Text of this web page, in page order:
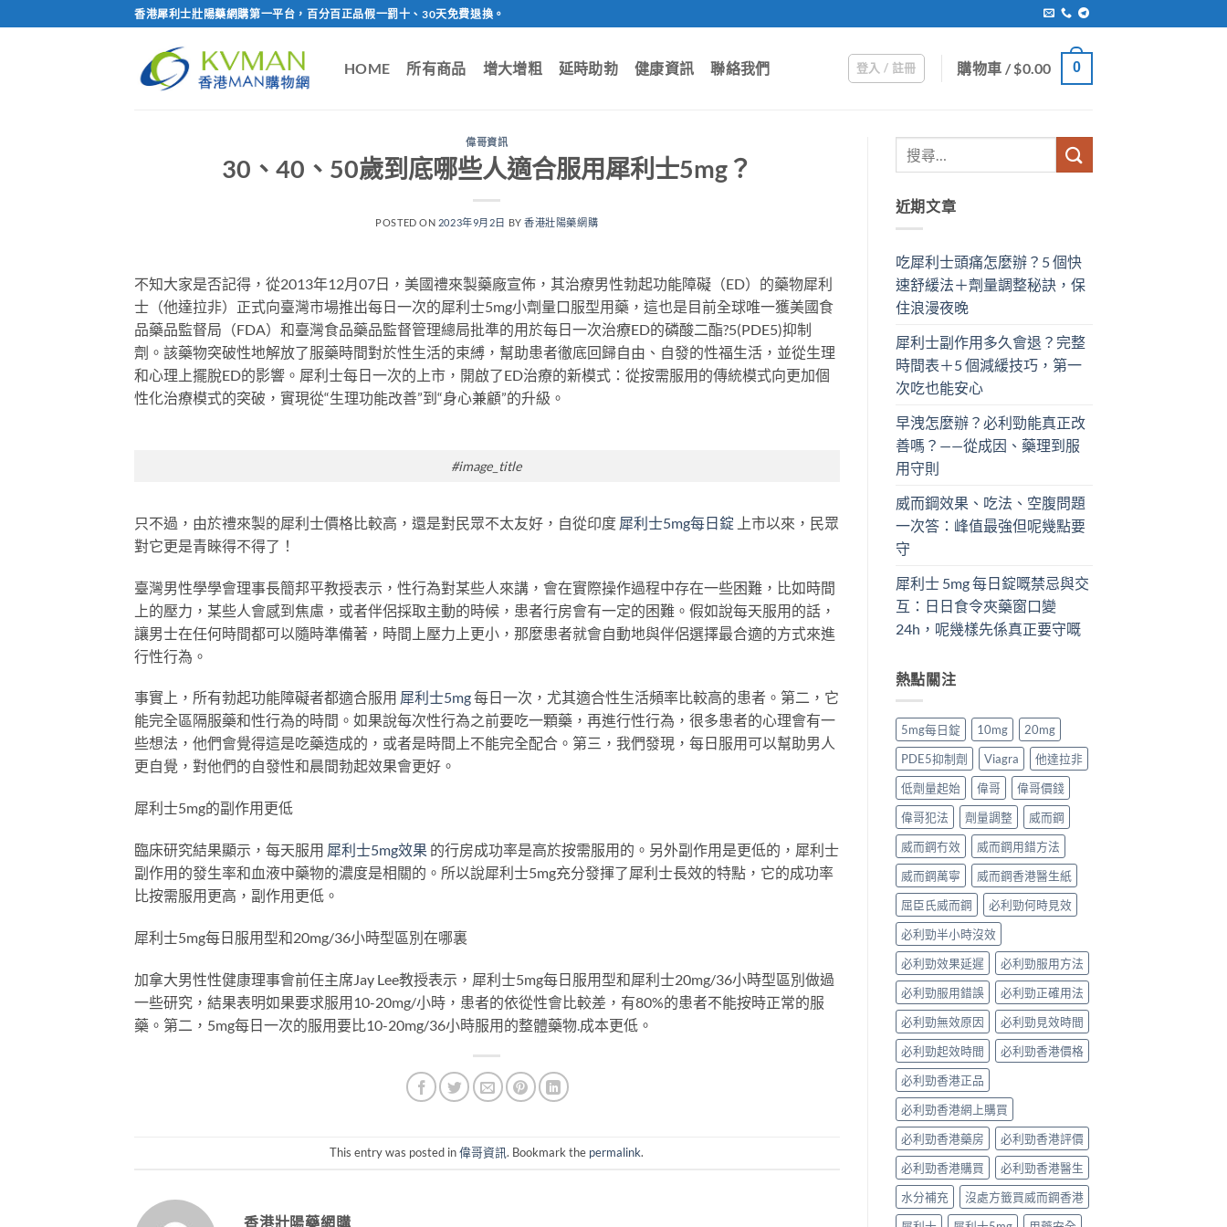
to
香港犀利士壯陽藥網購第一平台，百分百正品假一罰十、30天免費退換。
HOME 所有商品 增大增粗 延時助勃 健康資訊 聯絡我們 登入 / 註冊 購物車 /$0.00 0
偉哥資訊
30、40、50歲到底哪些人適合服用犀利士5mg？
POSTED ON 2023年9月2日 BY香港壯陽藥網購
不知大家是否記得，從2013年12月07日，美國禮來製藥廠宣佈，其治療男性勃起功能障礙（ED）的藥物犀利
士（他達拉非）正式向臺灣市場推出每日一次的犀利士5mg小劑量口服型用藥，這也是目前全球唯一獲美國食
品藥品監督局（FDA）和臺灣食品藥品監督管理總局批準的用於每日一次治療ED的磷酸二酯?5(PDE5)抑制
劑。該藥物突破性地解放了服藥時間對於性生活的束縛，幫助患者徹底回歸自由、自發的性福生活，並從生理
和心理上擺脫ED的影響。犀利士每日一次的上市，開啟了ED治療的新模式：從按需服用的傳統模式向更加個
性化治療模式的突破，實現從“生理功能改善”到“身心兼顧”的升級。
#image_title
只不過，由於禮來製的犀利士價格比較高，還是對民眾不太友好，自從印度 犀利士5mg每日錠 上市以來，民眾
對它更是青睞得不得了！
臺灣男性學學會理事長簡邦平教授表示，性行為對某些人來講，會在實際操作過程中存在一些困難，比如時間
上的壓力，某些人會感到焦慮，或者伴侶採取主動的時候，患者行房會有一定的困難。假如說每天服用的話，
讓男士在任何時間都可以隨時準備著，時間上壓力上更小，那麼患者就會自動地與伴侶選擇最合適的方式來進
行性行為。
事實上，所有勃起功能障礙者都適合服用 犀利士5mg每日一次，尤其適合性生活頻率比較高的患者。第二，它
能完全區隔服藥和性行為的時間。如果說每次性行為之前要吃一顆藥，再進行性行為，很多患者的心理會有一
些想法，他們會覺得這是吃藥造成的，或者是時間上不能完全配合。第三，我們發現，每日服用可以幫助男人
更自覺，對他們的自發性和晨間勃起效果會更好。
犀利士5mg的副作用更低
臨床研究結果顯示，每天服用 犀利士5mg效果 的行房成功率是高於按需服用的。另外副作用是更低的，犀利士
副作用的發生率和血液中藥物的濃度是相關的。所以說犀利士5mg充分發揮了犀利士長效的特點，它的成功率
比按需服用更高，副作用更低。
犀利士5mg每日服用型和20mg/36小時型區別在哪裏
加拿大男性性健康理事會前任主席Jay Lee教授表示，犀利士5mg每日服用型和犀利士20mg/36小時型區別做過
一些研究，結果表明如果要求服用10-20mg/小時，患者的依從性會比較差，有80%的患者不能按時正常的服
藥。第二，5mg每日一次的服用要比10-20mg/36小時服用的整體藥物 成本更低。
This entry was posted in偉哥資訊. Bookmark the permalink.
香港壯陽藥網購
近期文章
吃犀利士頭痛怎麼辦？5 個快
速舒緩法＋劑量調整秘訣，保
住浪漫夜晚
犀利士副作用多久會退？完整
時間表＋5 個減緩技巧，第一
次吃也能安心
早洩怎麼辦？必利勁能真正改
善嗎？——從成因、藥理到服
用守則
威而鋼效果、吃法、空腹問題
一次答：峰值最強但呢幾點要
守
犀利士 5mg 每日錠嘅禁忌與交
互：日日食令夾藥窗口變
24h，呢幾樣先係真正要守嘅
熱點關注
5mg每日錠 10mg
20mg
PDE5抑制劑
Viagra
他達拉非
低劑量起始
偉哥
偉哥價錢
偉哥犯法
劑量調整
威而鋼
威而鋼冇效
威而鋼用錯方法
威而鋼萬寧
威而鋼香港醫生紙
屈臣氏威而鋼
必利勁何時見效
必利勁半小時沒效
必利勁效果延遲
必利勁服用方法
必利勁服用錯誤
必利勁正確用法
必利勁無效原因
必利勁見效時間
必利勁起效時間
必利勁香港價格
必利勁香港正品
必利勁香港網上購買
必利勁香港藥房
必利勁香港評價
必利勁香港購買
必利勁香港醫生
水分補充
沒處方籤買威而鋼香港